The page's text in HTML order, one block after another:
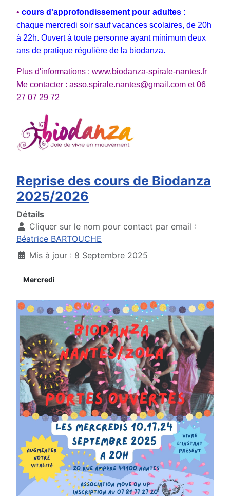
• cours d'approfondissement pour adultes :
chaque mercredi soir sauf vacances scolaires, de 20h
à 22h. Ouvert à toute personne ayant minimum deux
ans de pratique régulière de la biodanza.
Plus d'informations : www.biodanza-spirale-nantes.fr
Me contacter : asso.spirale.nantes@gmail.com et 06
27 07 29 72
Reprise des cours de Biodanza
2025/2026
Détails
Cliquer sur le nom pour contact par email :
Béatrice BARTOUCHE
Mis à jour : 8 Septembre 2025
Mercredi